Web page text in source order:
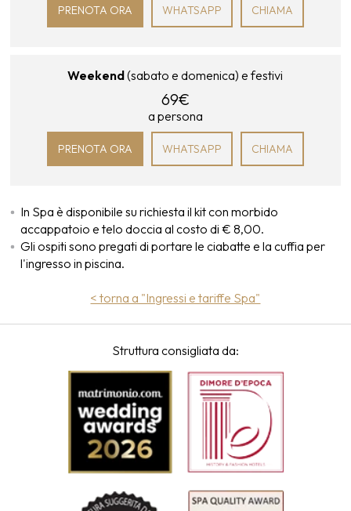
PRENOTA ORA WHATSAPP CHIAMA
Weekend(sabato e domenica) e festivi
69€
a persona
PRENOTA ORA WHATSAPP CHIAMA
In Spa è disponibile su richiesta il kit con morbido
accappatoio e telo doccia al costo di € 8,00.
Gli ospiti sono pregati di portare le ciabatte e la cuffia per
l'ingresso in piscina.
< torna a "Ingressi e tariffe Spa"
Struttura consigliata da: